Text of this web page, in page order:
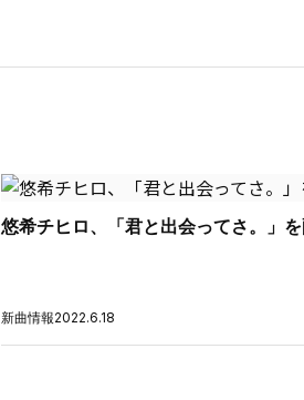
悠希チヒロ、「君と出会ってさ。」
新曲情報2022.6.18